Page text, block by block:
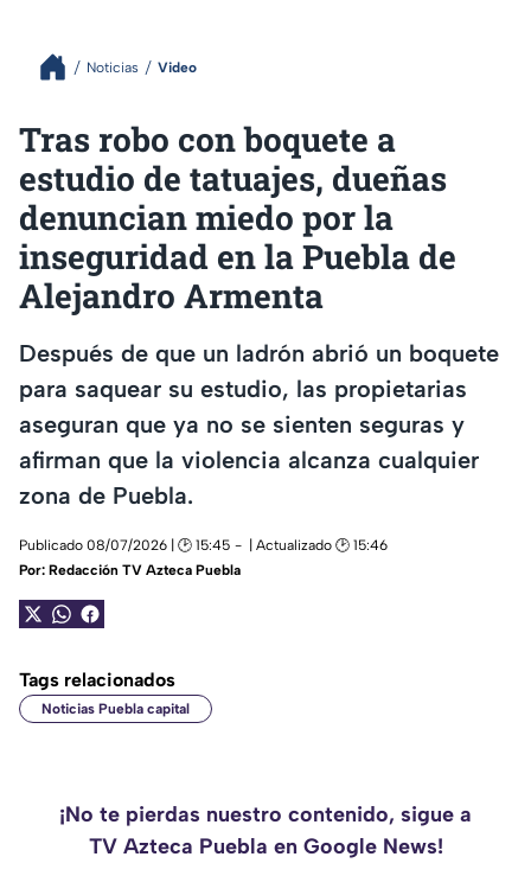
Noticias Video
Tras robo con boquete a
estudio de tatuajes, dueñas
denuncian miedo por la
inseguridad en la Puebla de
Alejandro Armenta
Después de que un ladrón abrió un boquete
para saquear su estudio, las propietarias
aseguran que ya no se sienten seguras y
afirman que la violencia alcanza cualquier
zona de Puebla.
Publicado 08/07/2026 | 🕑 15:45
| Actualizado 🕑 15:46
Por: Redacción TV Azteca Puebla
Tags relacionados
Noticias Puebla capital
¡No te pierdas nuestro contenido, sigue a
TV Azteca Puebla en Google News!